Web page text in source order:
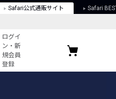
Safari公式通販サイト Safari
ログイ
ン・新
規会員
登録